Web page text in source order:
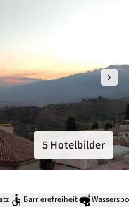
5 Hotelbilder
Barrierefreiheit